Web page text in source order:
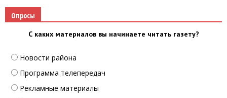
Опросы
С каких материалов вы начинаете читать газету?
Новости района
Программа телепередач
Рекламные материалы